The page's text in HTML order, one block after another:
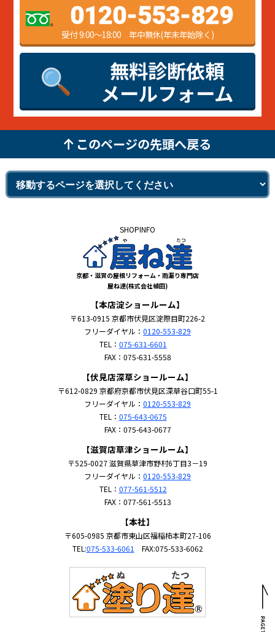
0120-553-829
受付 9:00～18:00 年中無休(年末年始除く)
無料診断依頼
メールフォーム
このページの先頭へ戻る
SHOPINFO
京都・滋賀の屋根リフォーム・雨漏り専門店
屋ね達(株式会社植田)
【本店淀ショールーム】
〒613-0915 京都市伏見区淀際目町226-2
フリーダイヤル： 0120-553-829
TEL： 075-631-6601
FAX：075-631-5558
【伏見店深草ショールーム】
〒612-0829 京都府京都市伏見区深草谷口町55-1
フリーダイヤル： 0120-553-829
TEL： 075-643-0675
FAX：075-643-0677
【滋賀店草津ショールーム】
〒525-0027 滋賀県草津市野村6丁目3－19
フリーダイヤル： 0120-553-829
TEL： 077-561-5512
FAX：077-561-5513
【本社】
〒605-0985 京都市東山区福稲柿本町27-106
TEL:075-533-6061 FAX:075-533-6062